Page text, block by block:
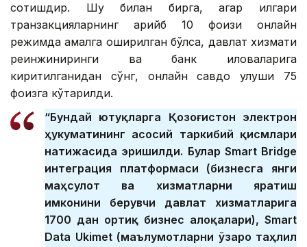
сотишдир. Шу билан бирга, агар илгари
транзакцияларнинг қарийб 10 фоизи онлайн
режимда амалга оширилган бўлса, давлат хизмати
реинжиниринги ва банк иловаларига
киритилганидан сўнг, онлайн савдо улуши 75
фоизга кўтарилди.
“Бундай ютуқларга Қозоғистон электрон
ҳукуматининг асосий таркибий қисмлари
натижасида эришилди. Булар Smart Bridge
интеграция платформаси (бизнесга янги
маҳсулот ва хизматларни яратиш
имконини берувчи давлат хизматларига
1700 дан ортиқ бизнес алоқалари), Smart
Data Ukimet (маълумотларни ўзаро таҳлил